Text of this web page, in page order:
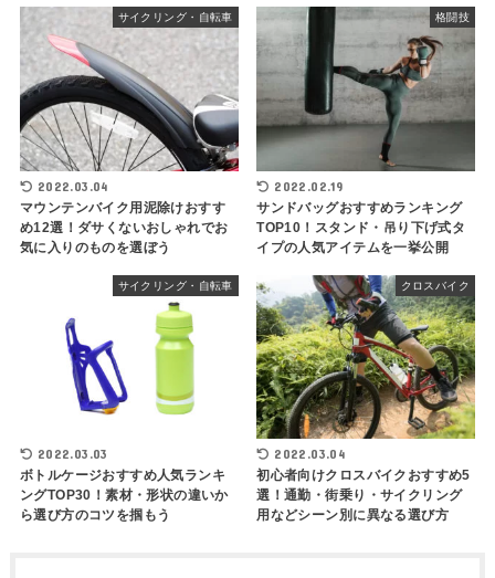
サイクリング・自転車
2022.03.04
マウンテンバイク用泥除けおすす
め12選！ダサくないおしゃれでお
気に入りのものを選ぼう
格闘技
2022.02.19
サンドバッグおすすめランキング
TOP10！スタンド・吊り下げ式タ
イプの人気アイテムを一挙公開
サイクリング・自転車
2022.03.03
ボトルケージおすすめ人気ランキ
ングTOP30！素材・形状の違いか
ら選び方のコツを掴もう
クロスバイク
2022.03.04
初心者向けクロスバイクおすすめ5
選！通勤・街乗り・サイクリング
用などシーン別に異なる選び方